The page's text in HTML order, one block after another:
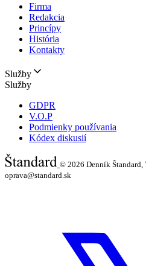
Firma
Redakcia
Princípy
História
Kontakty
Služby
Služby
GDPR
V.O.P
Podmienky používania
Kódex diskusií
© 2026 Denník Štandard,
oprava@standard.sk